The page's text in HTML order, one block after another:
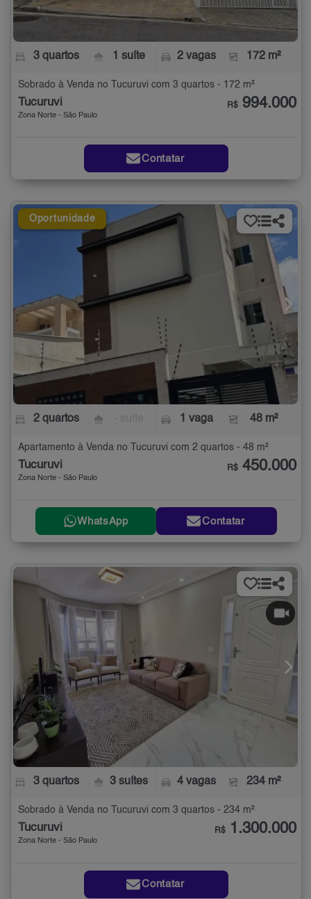
3 quartos 1 suíte 2 vagas 172 m²
Sobrado à Venda no Tucuruvi com 3 quartos - 172 m²
Tucuruvi
Zona Norte - São Paulo
R$ 994.000
Contatar
Oportunidade
2 quartos 1 vaga 48 m²
Apartamento à Venda no Tucuruvi com 2 quartos - 48 m²
Tucuruvi
Zona Norte - São Paulo
R$ 450.000
WhatsApp Contatar
3 quartos 3 suítes 4 vagas 234 m²
Sobrado à Venda no Tucuruvi com 3 quartos - 234 m²
Tucuruvi
Zona Norte - São Paulo
R$ 1.300.000
Contatar